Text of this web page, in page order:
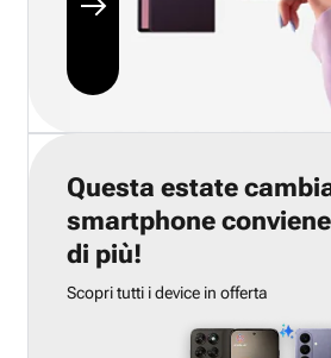
Questa estate
smartphone
di più!
Scopri tutti i device in offerta